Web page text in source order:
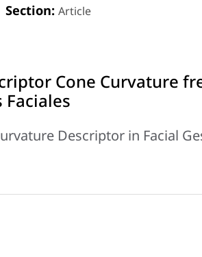
Section: Article
Cone Curvature
Descriptor in Facial